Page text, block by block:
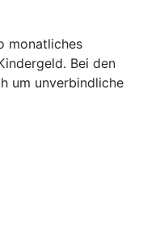
monatliches
Bei den
um unverbindliche